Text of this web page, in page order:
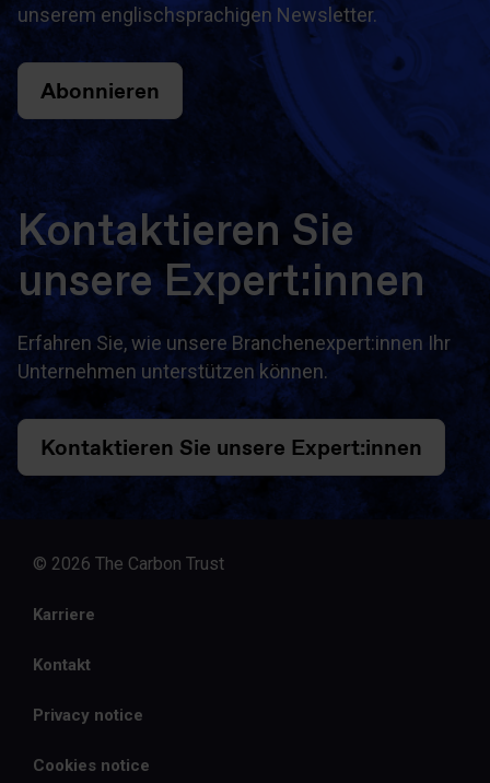
unserem englischsprachigen Newsletter.
Abonnieren
Kontaktieren Sie
unsere Expert:innen
Erfahren Sie, wie unsere Branchenexpert:innen Ihr
Unternehmen unterstützen können.
Kontaktieren Sie unsere Expert:innen
© 2026 The Carbon Trust
Karriere
Kontakt
Privacy notice
Cookies notice